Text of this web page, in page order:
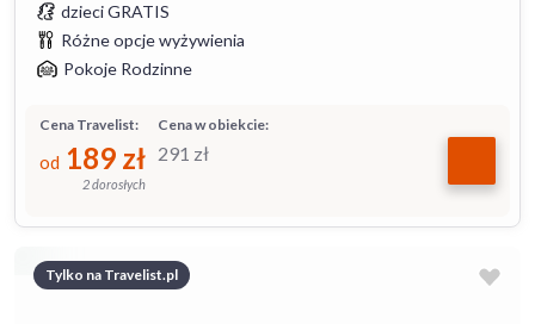
dzieci GRATIS
Różne opcje wyżywienia
Pokoje Rodzinne
Cena w obiekcie:
291 zł
Cena Travelist:
od 189 zł
2 dorosłych
Tylko na Travelist.pl